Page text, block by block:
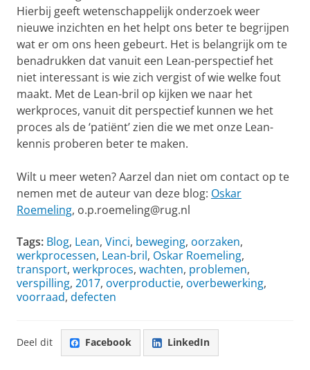
Hierbij geeft wetenschappelijk onderzoek weer
nieuwe inzichten en het helpt ons beter te begrijpen
wat er om ons heen gebeurt. Het is belangrijk om te
benadrukken dat vanuit een Lean-perspectief het
niet interessant is wie zich vergist of wie welke fout
maakt. Met de Lean-bril op kijken we naar het
werkproces, vanuit dit perspectief kunnen we het
proces als de ‘patiënt’ zien die we met onze Lean-
kennis proberen beter te maken.
Wilt u meer weten? Aarzel dan niet om contact op te
nemen met de auteur van deze blog: Oskar
Roemeling, o.p.roemeling@rug.nl
Tags: Blog, Lean, Vinci, beweging, oorzaken,
werkprocessen, Lean-bril, Oskar Roemeling,
transport, werkproces, wachten, problemen,
verspilling, 2017, overproductie, overbewerking,
voorraad, defecten
Deel dit Facebook LinkedIn